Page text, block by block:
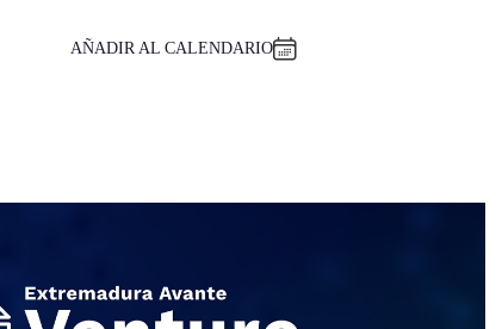
AÑADIR AL CALENDARIO